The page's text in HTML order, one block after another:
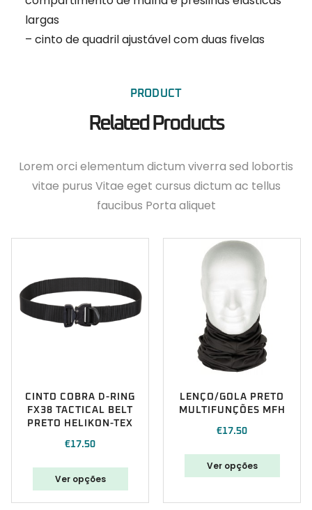
largas
– cinto de quadril ajustável com duas fivelas
PRODUCT
Related Products
Lorem orci elementum dictum viverra sed lobortis
vitae purus Vitae eget cursus dictum ac tellus
faucibus Porta aliquet
CINTO COBRA D-RING
FX38 TACTICAL BELT
PRETO HELIKON-TEX
€17.50
Ver opções
LENÇO/GOLA PRETO
MULTIFUNÇÕES MFH
€17.50
Ver opções